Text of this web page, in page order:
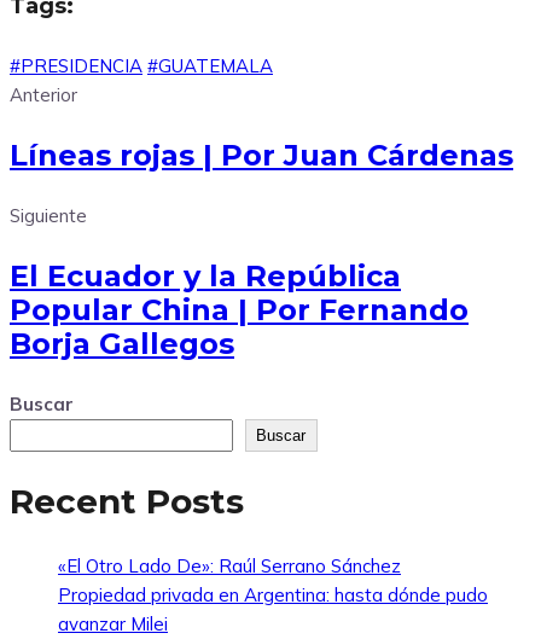
Tags:
#PRESIDENCIA #GUATEMALA
Anterior
Líneas rojas | Por Juan Cárdenas
Siguiente
El Ecuador y la República
Popular China | Por Fernando
Borja Gallegos
Buscar
Buscar
Recent Posts
«El Otro Lado De»: Raúl Serrano Sánchez
Propiedad privada en Argentina: hasta dónde pudo
avanzar Milei